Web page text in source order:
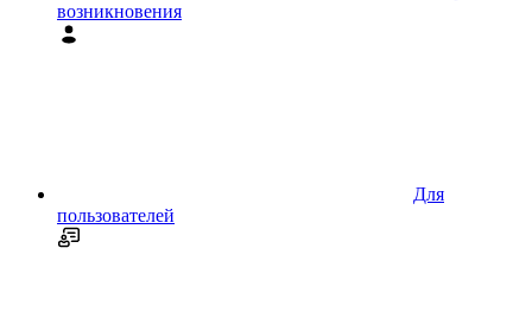
возникновения
Для
пользователей